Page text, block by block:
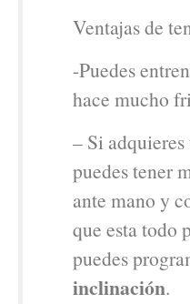
Ventajas de
-Puedes
hace mucho
– Si adquieres
puedes tener
ante mano y
que esta todo
puedes
inclinación.